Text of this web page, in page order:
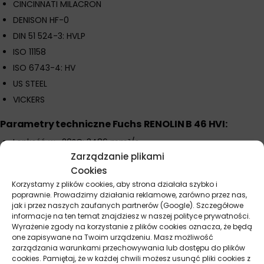
Zarządzanie plikami
Cookies
Korzystamy z plików cookies, aby strona działała szybko i
poprawnie. Prowadzimy działania reklamowe, zarówno przez nas,
jak i przez naszych zaufanych partnerów (Google). Szczegółowe
informacje na ten temat znajdziesz w naszej polityce prywatności.
Wyrażenie zgody na korzystanie z plików cookies oznacza, że będą
one zapisywane na Twoim urządzeniu. Masz możliwość
zarządzania warunkami przechowywania lub dostępu do plików
cookies. Pamiętaj, że w każdej chwili możesz usunąć pliki cookies z
CINCINNATI MILACRON
DENISON HF-0
DIN 51 524-3: HVLP
ISO 11158
ISO 6743-4: HV
US STEEL
VICKERS
Parametry techniczne Fuchs RENOLIN B 46 HVI:
Lepkość w -20°C: 3486 mm²/s
Lepkość w 0°C: 401.6 mm²/s
Lepkość w 100°C: 8.1 mm²/s
Lepkość w 40°C: 46 mm²/s
VKA stabilność na ścinanie: względny ubytek po 20h < 15%
Wskaźnik lepkości: min. 150
ISO VG 46
Temperatura utraty płynności: -45°C